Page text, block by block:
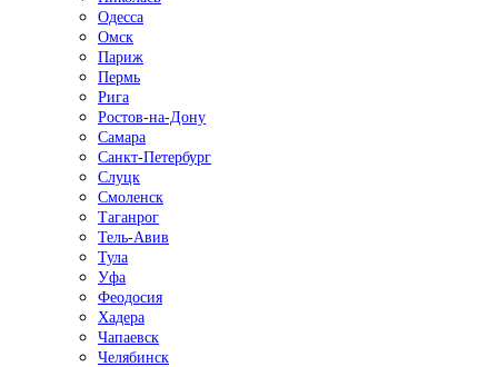
Одесса
Омск
Париж
Пермь
Рига
Ростов-на-Дону
Самара
Санкт-Петербург
Слуцк
Смоленск
Таганрог
Тель-Авив
Тула
Уфа
Феодосия
Хадера
Чапаевск
Челябинск